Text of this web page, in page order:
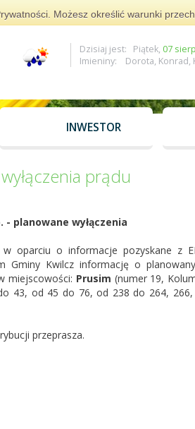
Możesz określić warunki
Dzisiaj jest: Piątek, 07
Imieniny: Dorota, Konrad,
INWESTOR
prądu
- planowane wyłączenia
w oparciu o informacje pozyskane z
Gminy Kwilcz informację o
miejscowości: Prusim (numer 19,
43, od 45 do 76, od 238 do 264,
przeprasza.